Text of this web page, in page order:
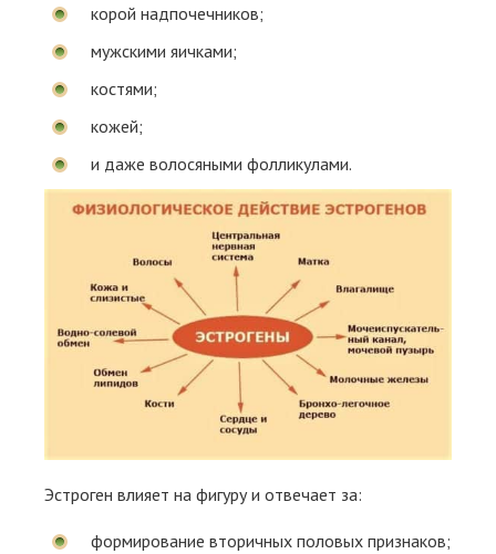
корой надпочечников;
мужскими яичками;
костями;
кожей;
и даже волосяными фолликулами.
Эстроген влияет на фигуру и отвечает за:
формирование вторичных половых признаков;